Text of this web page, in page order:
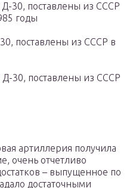
30, поставлены из СССР
годы
поставлены из СССР в
поставлены из СССР
артиллерия получила
очень отчетливо
– выпущенное по
достаточными